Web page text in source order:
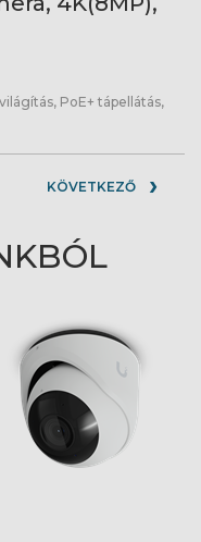
PoE+ tápellátás,
KÖVETKEZŐ